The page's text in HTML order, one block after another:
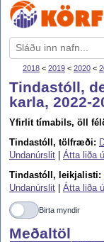
2018 < 2019 < 2020 <
Tindastóll,
karla, 2022-
Yfirlit tímabils, öll
Tindastóll, tölfræði:
Undanúrslit
Átta liða
Tindastóll, leikjalisti:
Undanúrslit
Átta liða
Birta myndir
Meðaltöl